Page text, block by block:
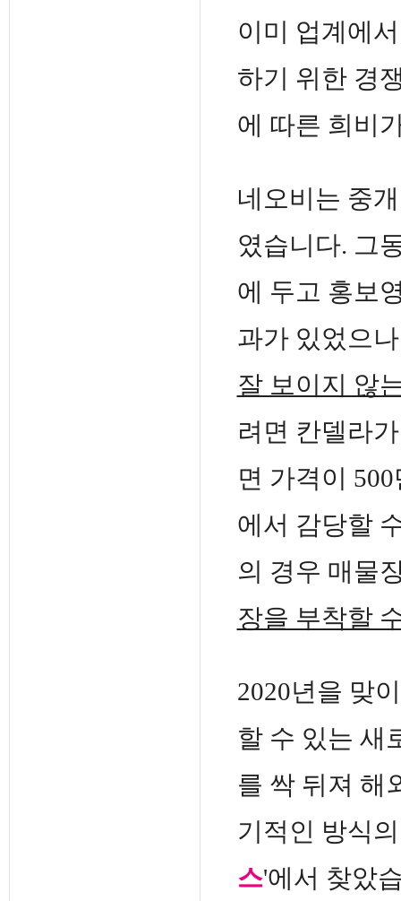
이미 업계에
하기 위한 경
에 따른 희비
네오비는 중
였습니다. 그
에 두고 홍보
과가 있었으
잘 보이지 않
려면 칸델라
면 가격이
에서 감당할
의 경우 매물
장을 부착할
2020년을 맞
할 수 있는 새
를 싹 뒤져 해
기적인 방식
스'에서 찾았